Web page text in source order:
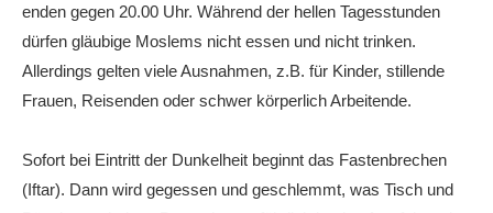
enden gegen 20.00 Uhr. Während der hellen Tagesstunden
dürfen gläubige Moslems nicht essen und nicht trinken.
Allerdings gelten viele Ausnahmen, z.B. für Kinder, stillende
Frauen, Reisenden oder schwer körperlich Arbeitende.
Sofort bei Eintritt der Dunkelheit beginnt das Fastenbrechen
(Iftar). Dann wird gegessen und geschlemmt, was Tisch und